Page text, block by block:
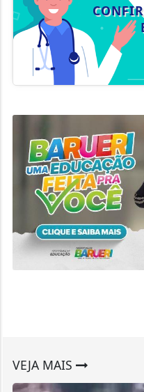
VEJA MAIS